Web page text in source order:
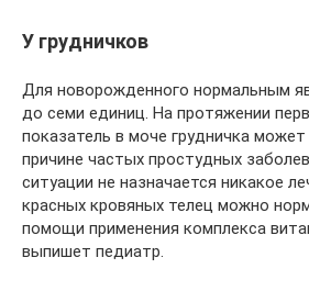
У грудничков
Для новорожденного нормальным
до семи единиц. На протяжении
показатель в моче грудничка
причине частых простудных
ситуации не назначается никакое
красных кровяных телец можно
помощи применения комплекса
выпишет педиатр.